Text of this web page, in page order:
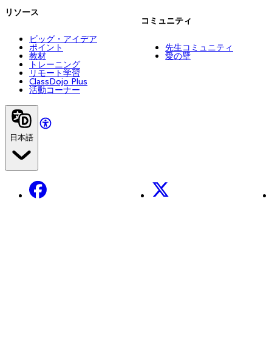
リソース
ビッグ・アイデア
ポイント
教材
トレーニング
リモート学習
ClassDojo Plus
活動コーナー
コミュニティ
先生コミュニティ
愛の壁
日本語
Facebook X